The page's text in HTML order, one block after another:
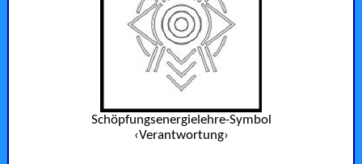
Schöpfungsenergielehre-Symbol
‹Verantwortung›